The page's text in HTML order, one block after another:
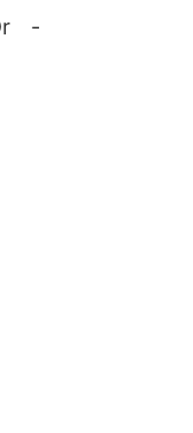
-